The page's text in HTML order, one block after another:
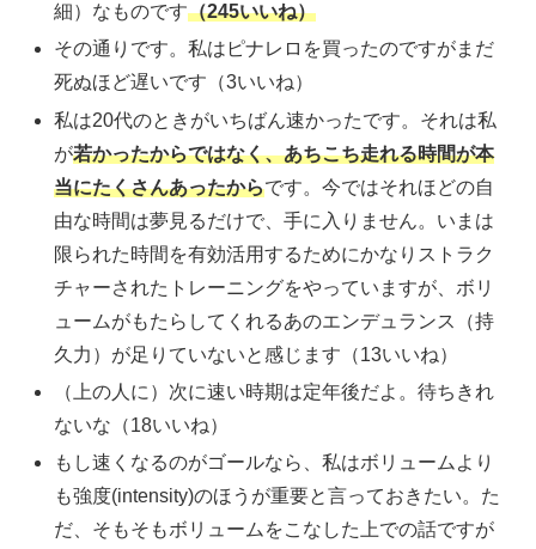
細）なものです（245いいね）
その通りです。私はピナレロを買ったのですがまだ
死ぬほど遅いです（3いいね）
私は20代のときがいちばん速かったです。それは私
が若かったからではなく、あちこち走れる時間が本
当にたくさんあったからです。今ではそれほどの自
由な時間は夢見るだけで、手に入りません。いまは
限られた時間を有効活用するためにかなりストラク
チャーされたトレーニングをやっていますが、ボリ
ュームがもたらしてくれるあのエンデュランス（持
久力）が足りていないと感じます（13いいね）
（上の人に）次に速い時期は定年後だよ。待ちきれ
ないな（18いいね）
もし速くなるのがゴールなら、私はボリュームより
も強度(intensity)のほうが重要と言っておきたい。た
だ、そもそもボリュームをこなした上での話ですが